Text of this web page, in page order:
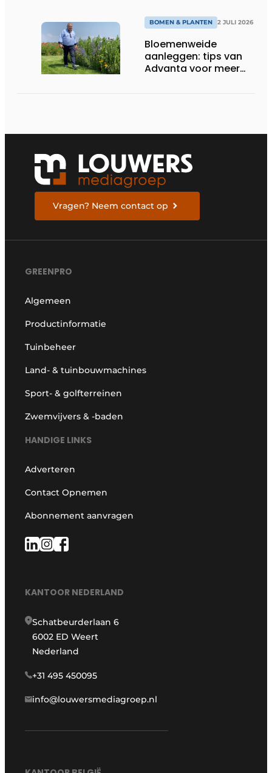
BOMEN & PLANTEN 2 JULI 2026
Bloemenweide
aanleggen: tips van
Advanta voor meer
Vragen? Neem contact op
GREENPRO
Algemeen
Productinformatie
Tuinbeheer
Land- & tuinbouwmachines
Sport- & golfterreinen
Zwemvijvers & -baden
HANDIGE LINKS
Adverteren
Contact Opnemen
Abonnement aanvragen
KANTOOR NEDERLAND
Schatbeurderlaan 6
6002 ED Weert
Nederland
+31 495 450095
info@louwersmediagroep.nl